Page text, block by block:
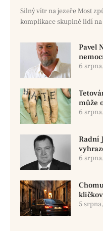
Silný vítr na jezeře Most
komplikace skupině lidí na
Pavel
6
může
žádá o
6
Radní
6
5